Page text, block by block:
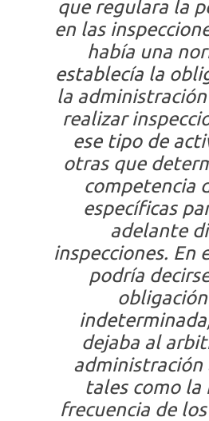
que regulara la
en las
había una
establecía la
la
realizar
ese tipo de
otras que
competencia
específicas
adelante
inspecciones. En
podría
dejaba al
administración
tales como la
frecuencia de